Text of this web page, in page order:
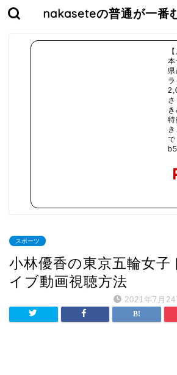
nakaseteの普通が一番
本
で
スポーツ
小林優香の東京五輪女子
イブ動画視聴方法
2021年7月24